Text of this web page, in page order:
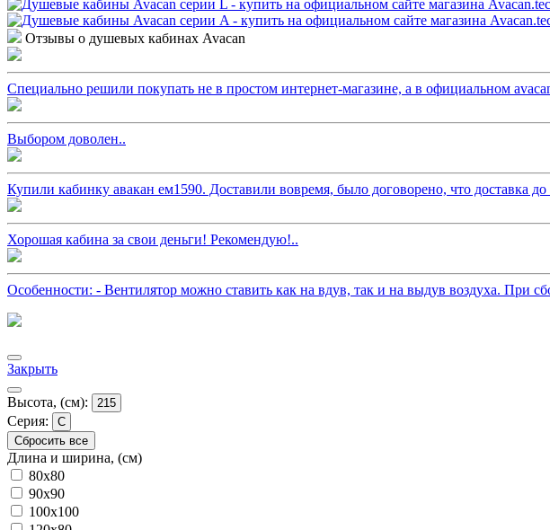
Отзывы о душевых кабинах Avacan
Специально решили покупать не в простом интернет-магазине, а в официальном
Выбором доволен..
Купили кабинку авакан ем1590. Доставили вовремя, было договорено, что доставка
Хорошая кабина за свои деньги! Рекомендую!..
Особенности: - Вентилятор можно ставить как на вдув, так и на выдув воздуха. При
Закрыть
Высота, (см): 215
Серия:
C
Сбросить все
Длина и ширина, (см)
80x80
90x90
100x100